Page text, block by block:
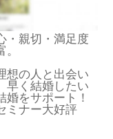
・親切・満足度
想の人と出会い
早く結婚したい
をサポート！
ミナー大好評